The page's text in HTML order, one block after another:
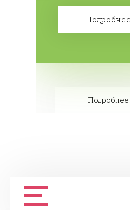
мы дарим замер и
изделий.Подробнее
Подробнее